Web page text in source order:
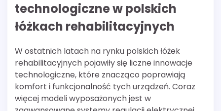
technologiczne w polskich
łóżkach rehabilitacyjnych
W ostatnich latach na rynku polskich łóżek
rehabilitacyjnych pojawiły się liczne innowacje
technologiczne, które znacząco poprawiają
komfort i funkcjonalność tych urządzeń. Coraz
więcej modeli wyposażonych jest w